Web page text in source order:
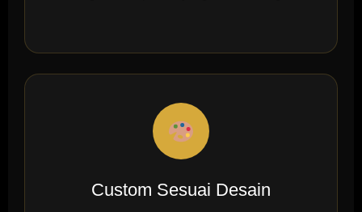
Custom Sesuai Desain